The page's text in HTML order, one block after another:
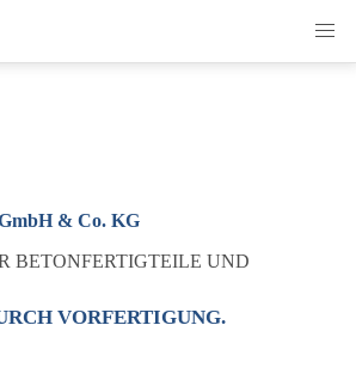
& Co. KG
BETONFERTIGTEILE UND
VORFERTIGUNG.